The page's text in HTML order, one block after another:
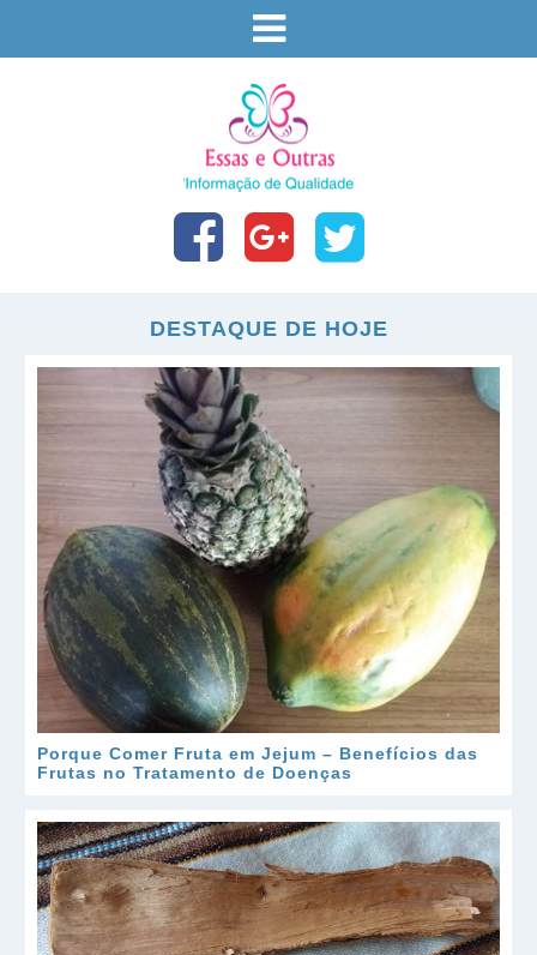
DESTAQUE DE HOJE
Porque Comer Fruta em Jejum – Benefícios das
Frutas no Tratamento de Doenças